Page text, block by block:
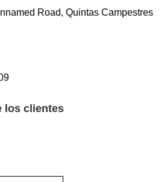
Road, Quintas Campestres
los clientes